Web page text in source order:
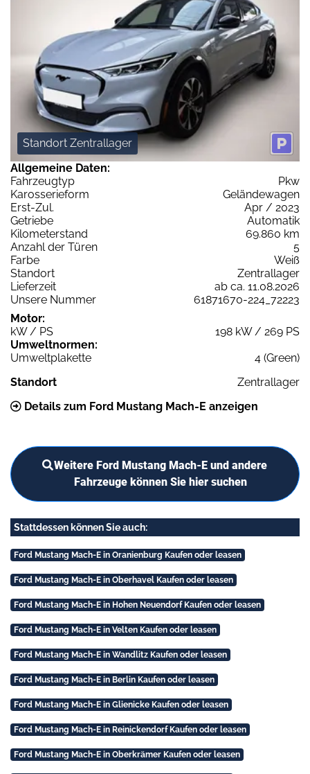
Standort Zentrallager
Allgemeine Daten:
Fahrzeugtyp
Pkw
Karosserieform
Geländewagen
Erst-Zul.
Apr / 2023
Getriebe
Automatik
Kilometerstand
69.860 km
Anzahl der Türen
5
Farbe
Weiß
Standort
Zentrallager
Lieferzeit
ab ca. 11.08.2026
Unsere Nummer
61871670-224_72223
Motor:
kW / PS
198 kW / 269 PS
Umweltnormen:
Umweltplakette
4 (Green)
Standort
Zentrallager
Details zum Ford Mustang Mach-E anzeigen
Weitere Ford Mustang Mach-E und andere
Fahrzeuge können Sie hier suchen
Stattdessen können Sie auch:
Ford Mustang Mach-E in Oranienburg Kaufen oder leasen
Ford Mustang Mach-E in Oberhavel Kaufen oder leasen
Ford Mustang Mach-E in Hohen Neuendorf Kaufen oder leasen
Ford Mustang Mach-E in Velten Kaufen oder leasen
Ford Mustang Mach-E in Wandlitz Kaufen oder leasen
Ford Mustang Mach-E in Berlin Kaufen oder leasen
Ford Mustang Mach-E in Glienicke Kaufen oder leasen
Ford Mustang Mach-E in Reinickendorf Kaufen oder leasen
Ford Mustang Mach-E in Oberkrämer Kaufen oder leasen